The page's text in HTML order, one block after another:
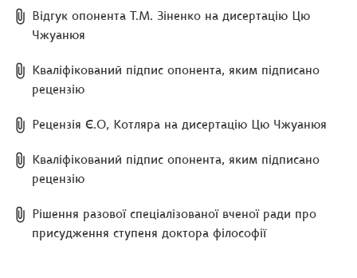
Відгук опонента Т.М. Зіненко на дисертацію Цю
Чжуанюя
Кваліфікований підпис опонента, яким підписано
рецензію
Рецензія Є.О, Котляра на дисертацію Цю Чжуанюя
Кваліфікований підпис опонента, яким підписано
рецензію
Рішення разової спеціалізованої вченої ради про
присудження ступеня доктора філософії